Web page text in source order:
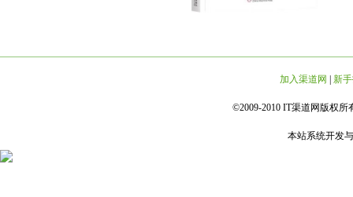
加入渠道网 新
©2009-2010 IT渠道网版权所
本站系统开发